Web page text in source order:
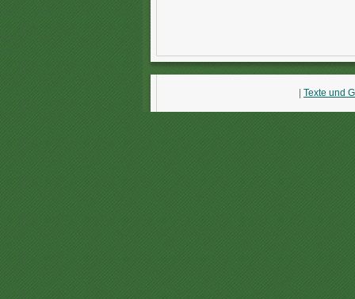
Texte und